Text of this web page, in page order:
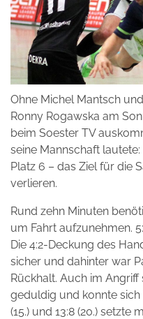
Ohne Michel Mantsch
Ronny Rogawska am
beim Soester TV
seine Mannschaft
Platz 6 – das Ziel für die
verlieren.
Rund zehn Minuten
um Fahrt aufzunehmen.
Die 4:2-Deckung des
sicher und dahinter war
Rückhalt. Auch im
geduldig und konnte sich
(15.) und 13:8 (20.) setzte